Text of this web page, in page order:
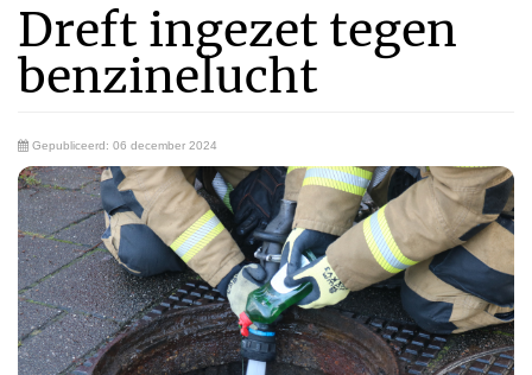
Dreft ingezet tegen
benzinelucht
Gepubliceerd: 06 december 2024